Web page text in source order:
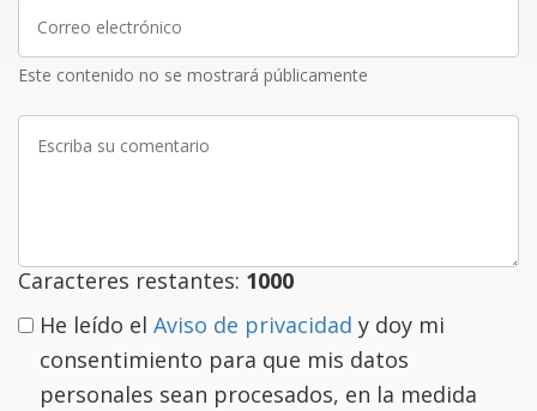
electrónico
Este contenido no se mostrará públicamente
Caracteres restantes: 1000
He leído el Aviso de privacidad y doy mi
consentimiento para que mis datos
personales sean procesados, en la medida